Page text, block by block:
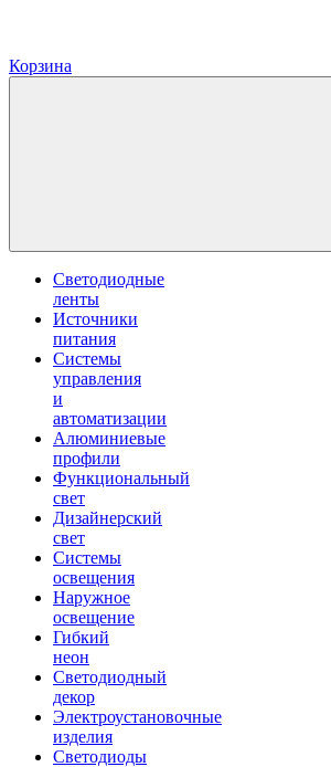
Корзина
Светодиодные
ленты
Источники
питания
Системы
управления
и
автоматизации
Алюминиевые
профили
Функциональный
свет
Дизайнерский
свет
Системы
освещения
Наружное
освещение
Гибкий
неон
Светодиодный
декор
Электроустановочные
изделия
Светодиоды